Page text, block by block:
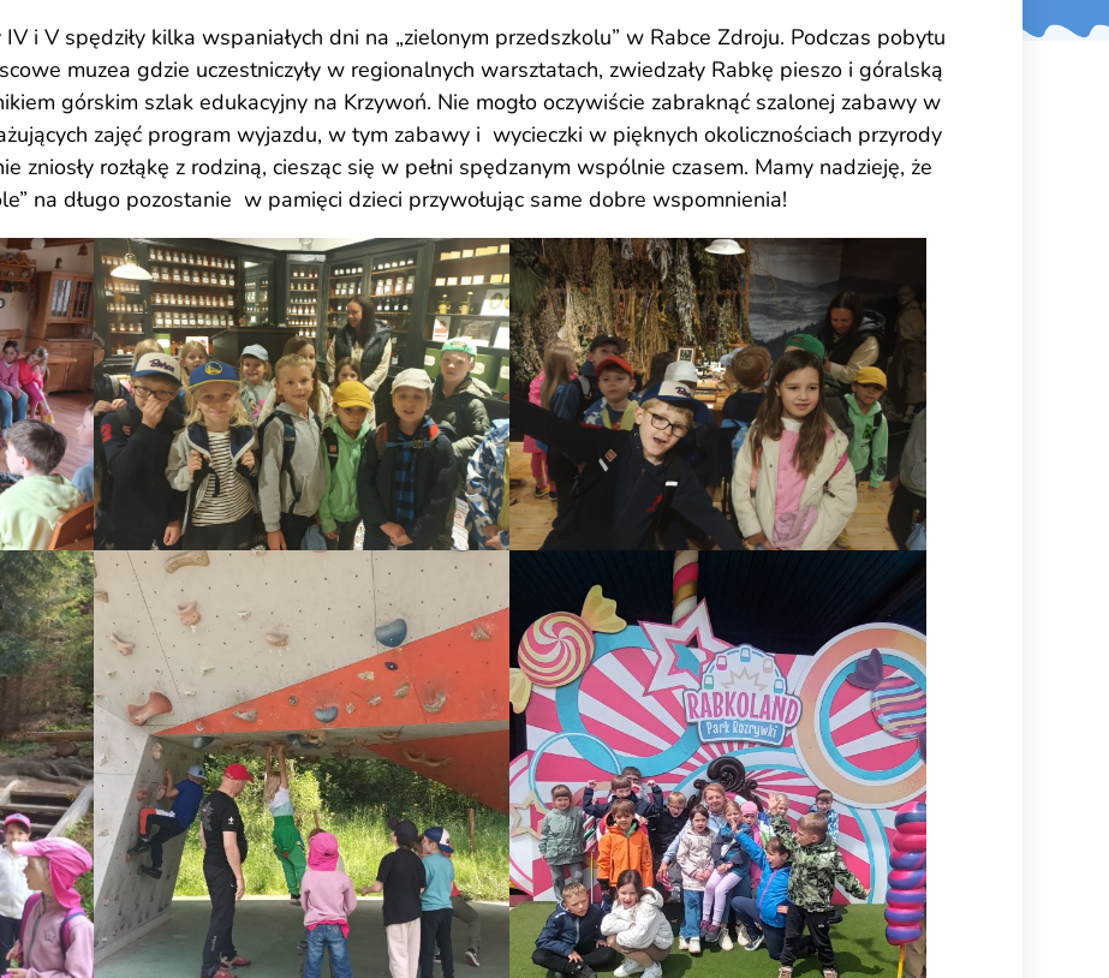
i V spędziły kilka wspaniałych dni na „zielonym przedszkolu” w Rabce Zdroju. Podczas pobytu
muzea gdzie uczestniczyły w regionalnych warsztatach, zwiedzały Rabkę pieszo i góralską
górskim szlak edukacyjny na Krzywoń. Nie mogło oczywiście zabraknąć szalonej zabawy w
zajęć program wyjazdu, w tym zabawy i wycieczki w pięknych okolicznościach przyrody
zniosły rozłąkę z rodziną, ciesząc się w pełni spędzanym wspólnie czasem. Mamy nadzieję, że
na długo pozostanie w pamięci dzieci przywołując same dobre wspomnienia!